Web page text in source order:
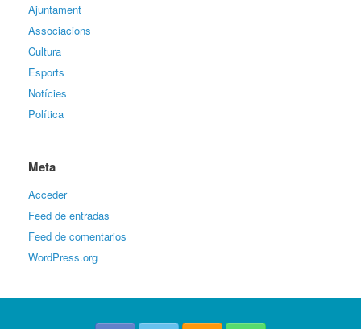
Ajuntament
Associacions
Cultura
Esports
Notícies
Política
Meta
Acceder
Feed de entradas
Feed de comentarios
WordPress.org